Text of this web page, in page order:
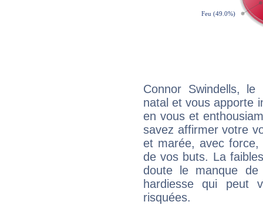
Connor Swindells,
natal et vous apporte
en vous et
savez affirmer votre
et marée, avec
de vos buts. La
doute le manque
hardiesse qui peut
risquées.